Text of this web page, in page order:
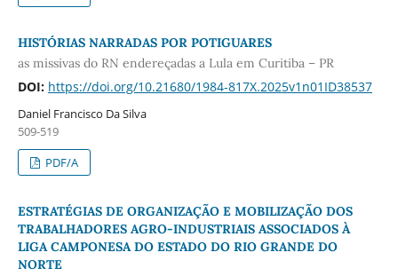
HISTÓRIAS NARRADAS POR POTIGUARES
as missivas do RN endereçadas a Lula em Curitiba – PR
DOI: https://doi.org/10.21680/1984-817X.2025v1n01ID38537
Daniel Francisco Da Silva
509-519
PDF/A
ESTRATÉGIAS DE ORGANIZAÇÃO E MOBILIZAÇÃO DOS
TRABALHADORES AGRO-INDUSTRIAIS ASSOCIADOS À
LIGA CAMPONESA DO ESTADO DO RIO GRANDE DO
NORTE